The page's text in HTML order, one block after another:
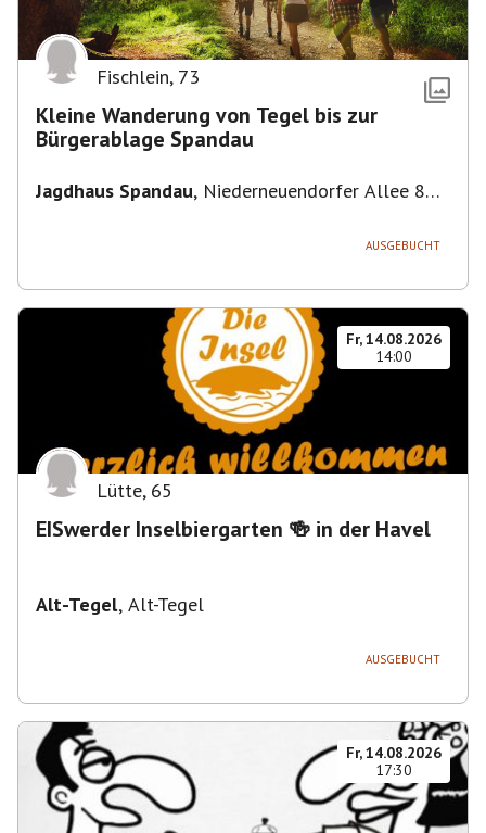
Fischlein, 73
Kleine Wanderung von Tegel bis zur
Bürgerablage Spandau
Jagdhaus Spandau, Niederneuendorfer Allee 80,
AUSGEBUCHT
Fr, 14.08.2026
14:00
Lütte, 65
EISwerder Inselbiergarten 🍻 in der Havel
Alt-Tegel, Alt-Tegel
AUSGEBUCHT
Fr, 14.08.2026
17:30